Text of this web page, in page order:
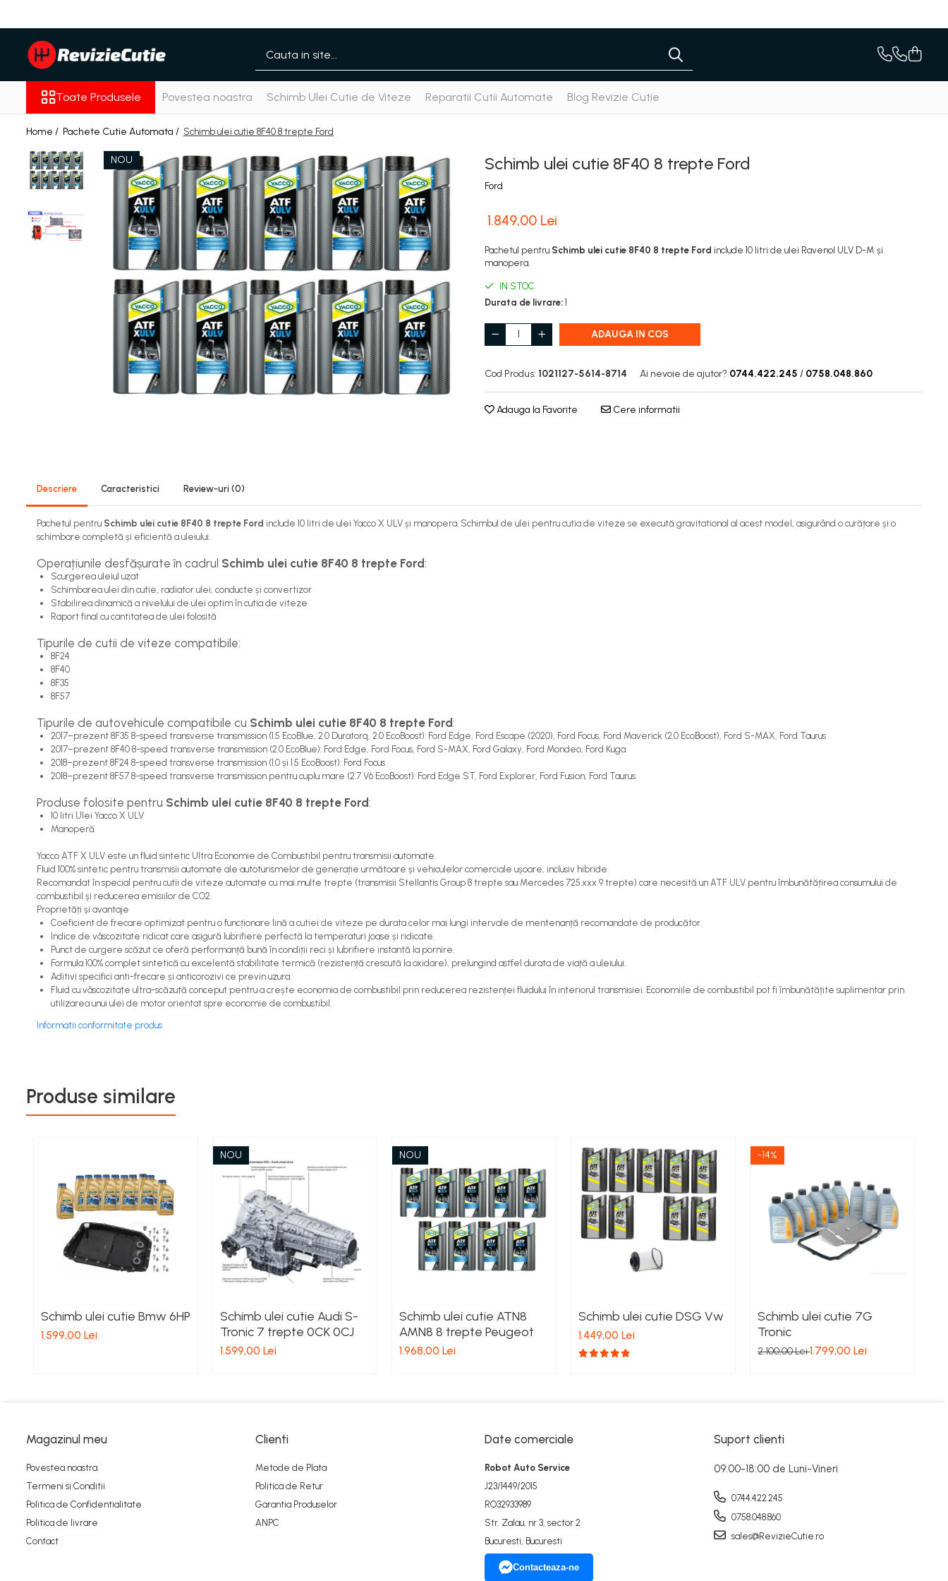
Toate Produsele
Pachete Cutie Manuala
Pachete Grup Diferential
Reparatii convertizoare de cuplu
Climatizare Auto
Piese cutii de viteze automata
Ulei/lubrifianti
Filtre cutii automate
Toate Produsele Povestea noastra Schimb Ulei Cutie de Viteze Reparatii Cutii Automate Blog Revizie Cutie
Home / Pachete Cutie Automata / Schimb ulei cutie 8F40 8 trepte Ford
Schimb ulei cutie 8F40 8 trepte Ford
Ford
NOU
1.849,00 Lei
Pachetul pentru Schimb ulei cutie 8F40 8 trepte Ford include 10 litri de ulei Ravenol ULV D-M și
manopera.
IN STOC
Durata de livrare: 1
ADAUGA IN COS
Cod Produs: 1021127-5614-8714 Ai nevoie de ajutor? 0744.422.245 / 0758.048.860
Adauga la Favorite Cere informatii
Descriere Caracteristici Review-uri (0)
Pachetul pentru Schimb ulei cutie 8F40 8 trepte Ford include 10 litri de ulei Yacco X ULV și manopera. Schimbul de ulei pentru cutia de viteze se execută gravitational al acest model, asigurând o curățare și o
schimbare completă și eficientă a uleiului.
Operațiunile desfășurate în cadrul Schimb ulei cutie 8F40 8 trepte Ford:
Scurgerea uleiul uzat
Schimbarea ulei din cutie, radiator ulei, conducte și convertizor
Stabilirea dinamică a nivelului de ulei optim în cutia de viteze
Raport final cu cantitatea de ulei folosită
Tipurile de cutii de viteze compatibile:
8F24
8F40
8F35
8F57
Tipurile de autovehicule compatibile cu Schimb ulei cutie 8F40 8 trepte Ford:
2017–prezent 8F35 8-speed transverse transmission (1.5 EcoBlue, 2.0 Duratorq, 2.0 EcoBoost): Ford Edge, Ford Escape (2020), Ford Focus, Ford Maverick (2.0 EcoBoost), Ford S-MAX, Ford Taurus
2017–prezent 8F40 8-speed transverse transmission (2.0 EcoBlue): Ford Edge, Ford Focus, Ford S-MAX, Ford Galaxy, Ford Mondeo, Ford Kuga
2018–prezent 8F24 8-speed transverse transmission (1.0 și 1.5 EcoBoost): Ford Focus
2018–prezent 8F57 8-speed transverse transmission pentru cuplu mare (2.7 V6 EcoBoost): Ford Edge ST, Ford Explorer, Ford Fusion, Ford Taurus
Produse folosite pentru Schimb ulei cutie 8F40 8 trepte Ford:
10 litri Ulei Yacco X ULV
Manoperă
Yacco ATF X ULV este un fluid sintetic Ultra Economie de Combustibil pentru transmisii automate.
Fluid 100% sintetic pentru transmisii automate ale autoturismelor de generație următoare și vehiculelor comerciale ușoare, inclusiv hibride.
Recomandat în special pentru cutii de viteze automate cu mai multe trepte (transmisii Stellantis Group 8 trepte sau Mercedes 725.xxx 9 trepte) care necesită un ATF ULV pentru îmbunătățirea consumului de
combustibil și reducerea emisiilor de CO2.
Proprietăți și avantaje
Coeficient de frecare optimizat pentru o funcționare lină a cutiei de viteze pe durata celor mai lungi intervale de mentenanță recomandate de producător.
Indice de vâscozitate ridicat care asigură lubrifiere perfectă la temperaturi joase și ridicate.
Punct de curgere scăzut ce oferă performanță bună în condiții reci și lubrifiere instantă la pornire.
Formula 100% complet sintetică cu excelentă stabilitate termică (rezistență crescută la oxidare), prelungind astfel durata de viață a uleiului.
Aditivi specifici anti-frecare și anticorozivi ce previn uzura.
Fluid cu vâscozitate ultra-scăzută conceput pentru a crește economia de combustibil prin reducerea rezistenței fluidului în interiorul transmisiei. Economiile de combustibil pot fi îmbunătățite suplimentar prin
utilizarea unui ulei de motor orientat spre economie de combustibil.
Informatii conformitate produs
Produse similare
Schimb ulei cutie Bmw 6HP
1.599,00 Lei
NOU
Schimb ulei cutie Audi S-
Tronic 7 trepte 0CK 0CJ
1.599,00 Lei
NOU
Schimb ulei cutie ATN8
AMN8 8 trepte Peugeot
1.968,00 Lei
Schimb ulei cutie DSG Vw
1.449,00 Lei
-14%
Schimb ulei cutie 7G
Tronic
2.100,00 Lei1.799,00 Lei
Magazinul meu
Povestea noastra
Termeni si Conditii
Politica de Confidentialitate
Politica de livrare
Contact
Clienti
Metode de Plata
Politica de Retur
Garantia Produselor
ANPC
Date comerciale
Robot Auto Service
J23/1449/2015
RO32933989
Str. Zalau, nr 3, sector 2
Bucuresti, Bucuresti
Contacteaza-ne
Suport clienti
09:00-18:00 de Luni-Vineri
0744.422.245
0758.048.860
sales@RevizieCutie.ro